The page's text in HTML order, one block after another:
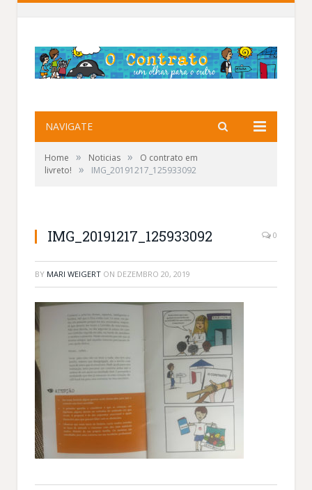
NAVIGATE
Home » Noticias »
O contrato em
livreto!
» IMG_20191217_125933092
IMG_20191217_125933092 0
BY MARI WEIGERT ON DEZEMBRO 20, 2019